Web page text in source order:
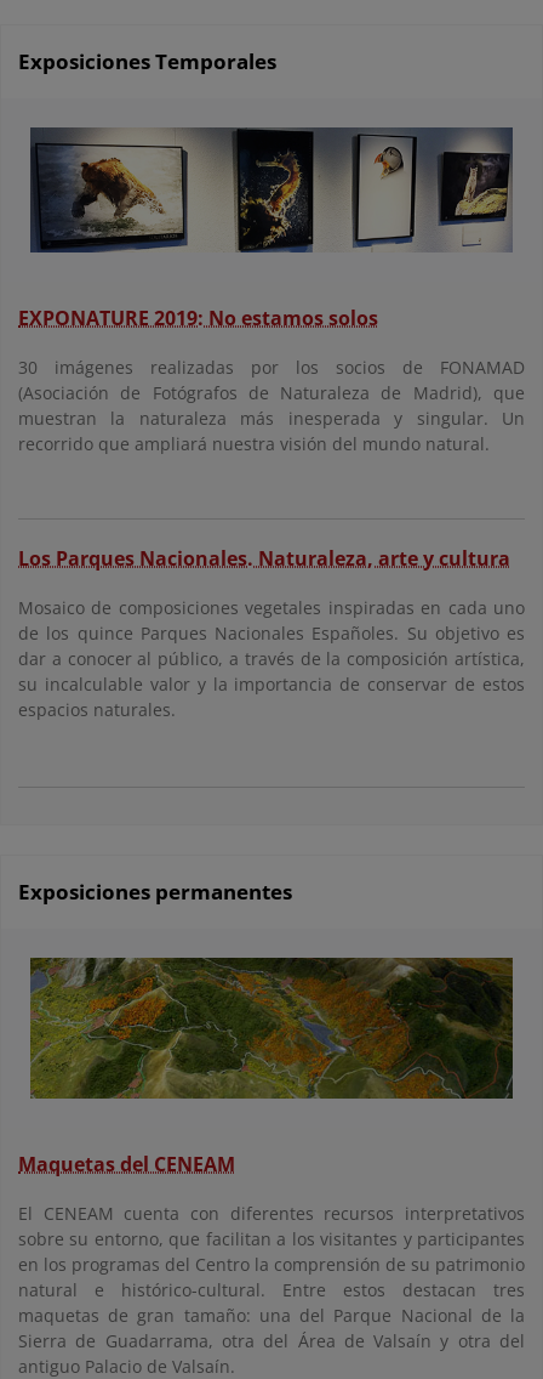
Exposiciones Temporales
EXPONATURE 2019: No estamos solos
30 imágenes realizadas por los socios de FONAMAD
(Asociación de Fotógrafos de Naturaleza de Madrid), que
muestran la naturaleza más inesperada y singular. Un
recorrido que ampliará nuestra visión del mundo natural.
Los Parques Nacionales. Naturaleza, arte y cultura
Mosaico de composiciones vegetales inspiradas en cada uno
de los quince Parques Nacionales Españoles. Su objetivo es
dar a conocer al público, a través de la composición artística,
su incalculable valor y la importancia de conservar de estos
espacios naturales.
Exposiciones permanentes
Maquetas del CENEAM
El CENEAM cuenta con diferentes recursos interpretativos
sobre su entorno, que facilitan a los visitantes y participantes
en los programas del Centro la comprensión de su patrimonio
natural e histórico-cultural. Entre estos destacan tres
maquetas de gran tamaño: una del Parque Nacional de la
Sierra de Guadarrama, otra del Área de Valsaín y otra del
antiguo Palacio de Valsaín.